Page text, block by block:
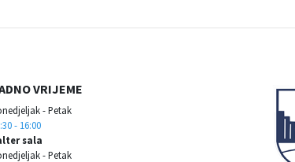
VRIJEME
- Petak
- 16:00
sala
- Petak